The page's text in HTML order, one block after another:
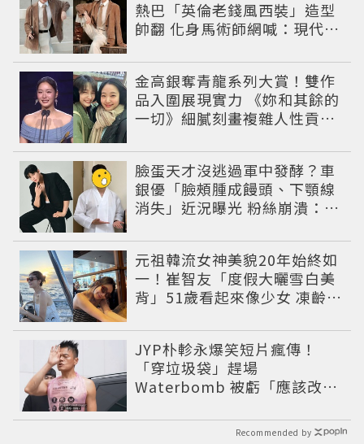
熱巴「英倫老錢風西裝」造型
帥翻 化身馬術師網喊：現代版
金高銀奪青龍系列大賞！雙作
品入圍展現實力 《妳和其餘的
一切》細膩刻畫複雜人性貢獻
臉蛋天才沒逃過軍中發酵？車
銀優「臉頰腫成饅頭、下顎線
消失」近況曝光 粉絲崩潰：空
元祖韓流女神美貌20年始終如
一！崔智友「度假大曬雪白美
背」51歲看起來像少女 凍齡近
JYP朴軫永爆笑短片瘋傳！
「穿垃圾袋」趕場
Waterbomb 被虧「應該改名
Recommended by